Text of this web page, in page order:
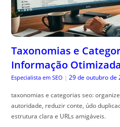
Taxonomias e
Informação
Especialista em SEO | 29 de outubro de
taxonomias e categorias seo:
autoridade, reduzir conte, údo
estrutura clara e URLs amigáveis.